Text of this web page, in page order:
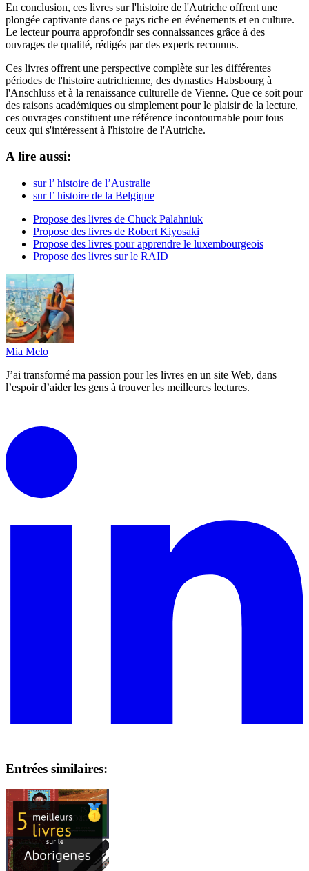
En conclusion, ces livres sur l'histoire de l'Autriche offrent une
plongée captivante dans ce pays riche en événements et en culture.
Le lecteur pourra approfondir ses connaissances grâce à des
ouvrages de qualité, rédigés par des experts reconnus.
Ces livres offrent une perspective complète sur les différentes
périodes de l'histoire autrichienne, des dynasties Habsbourg à
l'Anschluss et à la renaissance culturelle de Vienne. Que ce soit pour
des raisons académiques ou simplement pour le plaisir de la lecture,
ces ouvrages constituent une référence incontournable pour tous
ceux qui s'intéressent à l'histoire de l'Autriche.
A lire aussi:
sur l’ histoire de l’Australie
sur l’ histoire de la Belgique
Propose des livres de Chuck Palahniuk
Propose des livres de Robert Kiyosaki
Propose des livres pour apprendre le luxembourgeois
Propose des livres sur le RAID
Mia Melo
J’ai transformé ma passion pour les livres en un site Web, dans
l’espoir d’aider les gens à trouver les meilleures lectures.
Entrées similaires: